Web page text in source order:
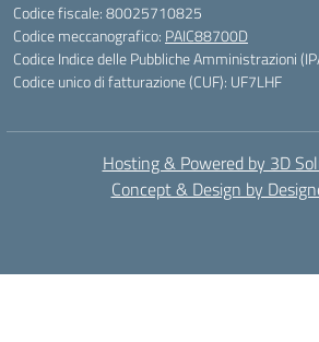
Codice fiscale: 80025710825
Codice meccanografico: PAIC88700D
Codice Indice delle Pubbliche Amministrazioni
Codice unico di fatturazione (CUF): UF7LHF
Hosting & Powered by 3D
Concept & Design by